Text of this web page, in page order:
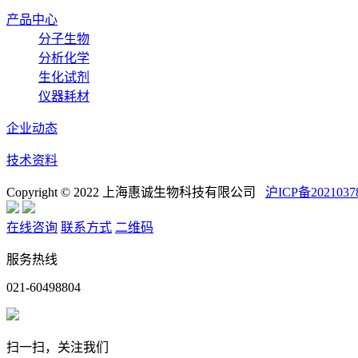
产品中心
分子生物
分析化学
生化试剂
仪器耗材
企业动态
技术资料
Copyright © 2022 上海惠诚生物科技有限公司 沪ICP备
在线咨询 联系方式 二维码
服务热线
021-60498804
扫一扫，关注我们